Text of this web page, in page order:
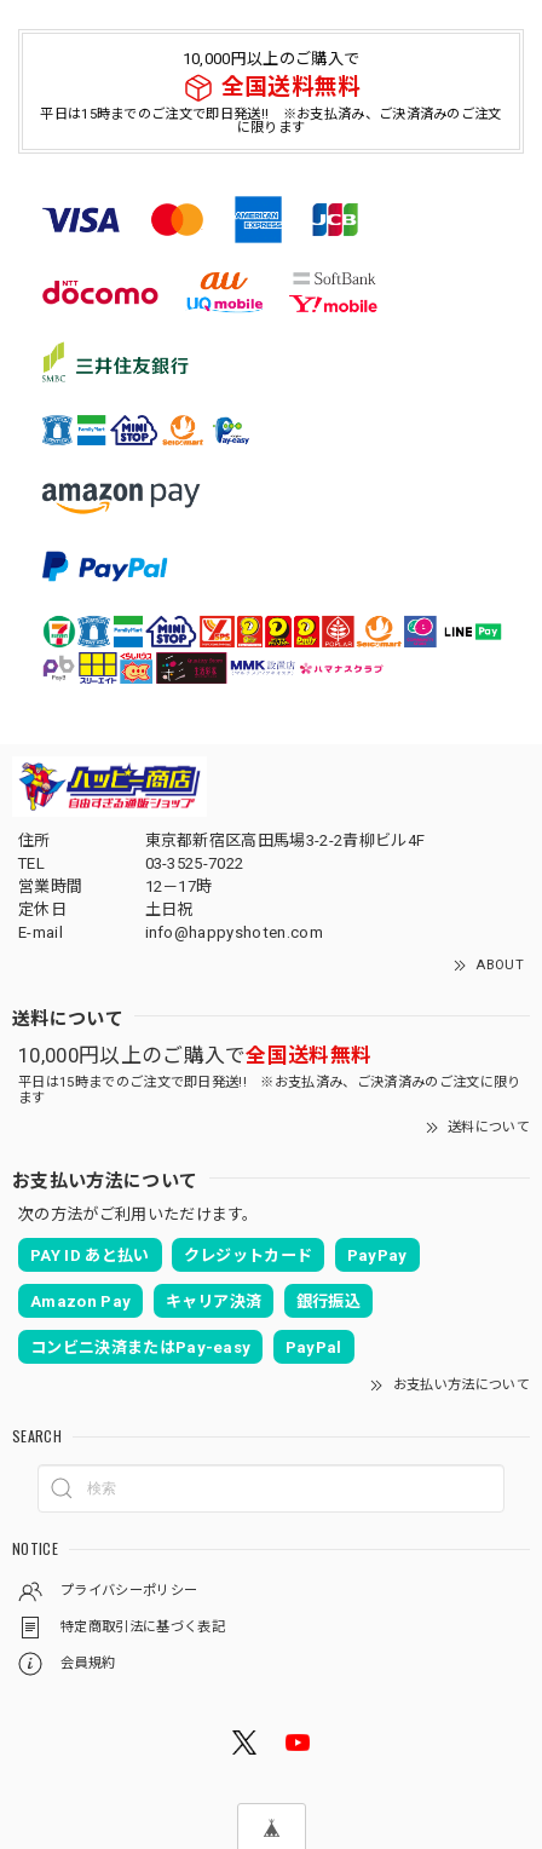
10,000円以上のご購入で
全国送料無料
平日は15時までのご注文で即日発送!! ※お支払済み、ご決済済みのご注文
に限ります
住所
東京都新宿区高田馬場3-2-2青柳ビル4F
TEL
03-3525-7022
営業時間
12－17時
定休日
土日祝
E-mail
info@happyshoten.com
ABOUT
送料について
10,000円以上のご購入で全国送料無料
平日は15時までのご注文で即日発送!! ※お支払済み、ご決済済みのご注文に限り
ます
送料について
お支払い方法について
次の方法がご利用いただけます。
PAY ID あと払い クレジットカード PayPay
Amazon Pay キャリア決済 銀行振込
コンビニ決済またはPay-easy PayPal
お支払い方法について
SEARCH
NOTICE
プライバシーポリシー
特定商取引法に基づく表記
会員規約